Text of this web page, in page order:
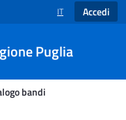
SELEZIONE
IT Accedi
Puglia
bandi